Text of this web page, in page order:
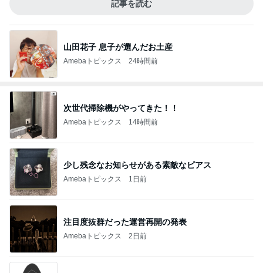
記事を読む
山田花子 息子が選んだお土産
Amebaトピックス 24時間前
次世代掃除機がやってきた！！
Amebaトピックス 14時間前
少し残念なお知らせがある素敵なピアス
Amebaトピックス 1日前
注目度抜群だった運営再開の発表
Amebaトピックス 2日前